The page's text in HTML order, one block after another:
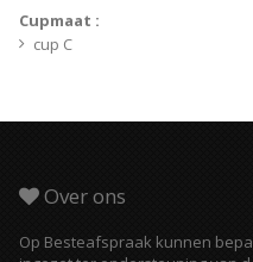
Cupmaat :
cup C
Over ons
Op Besteafspraak kunnen